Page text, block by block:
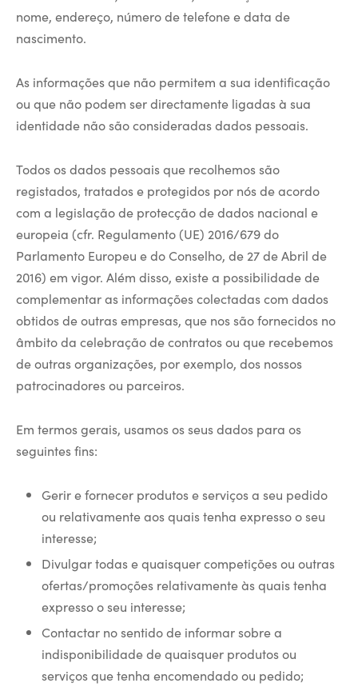
nome, endereço, número de telefone e data de
nascimento.
As informações que não permitem a sua identificação
ou que não podem ser directamente ligadas à sua
identidade não são consideradas dados pessoais.
Todos os dados pessoais que recolhemos são
registados, tratados e protegidos por nós de acordo
com a legislação de protecção de dados nacional e
europeia (cfr. Regulamento (UE) 2016/679 do
Parlamento Europeu e do Conselho, de 27 de Abril de
2016) em vigor. Além disso, existe a possibilidade de
complementar as informações colectadas com dados
obtidos de outras empresas, que nos são fornecidos no
âmbito da celebração de contratos ou que recebemos
de outras organizações, por exemplo, dos nossos
patrocinadores ou parceiros.
Em termos gerais, usamos os seus dados para os
seguintes fins:
Gerir e fornecer produtos e serviços a seu pedido
ou relativamente aos quais tenha expresso o seu
interesse;
Divulgar todas e quaisquer competições ou outras
ofertas/promoções relativamente às quais tenha
expresso o seu interesse;
Contactar no sentido de informar sobre a
indisponibilidade de quaisquer produtos ou
serviços que tenha encomendado ou pedido;